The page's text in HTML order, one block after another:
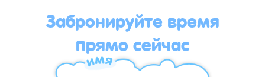
Забронируйте время
прямо сейчас